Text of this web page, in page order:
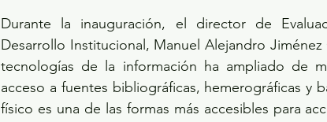
Durante la inauguración, el director de
Desarrollo Institucional, Manuel Alejandro
tecnologías de la información ha ampliado de
acceso a fuentes bibliográficas, hemerográficas y
físico es una de las formas más accesibles para